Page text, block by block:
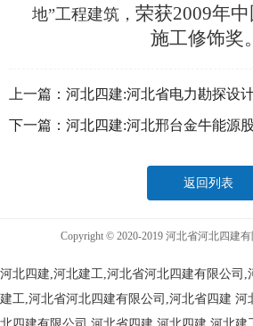
地”工程建筑，荣获2009年
施工修饰奖。
上一篇： 河北四建:河北省电力勘探设
下一篇： 河北四建:河北邢台金牛能源
返回列表
Copyright © 2020-2019 河北省河北四建
河北四建,河北建工,河北省河北四建有限公司,
建工,河北省河北四建有限公司,河北省四建 河